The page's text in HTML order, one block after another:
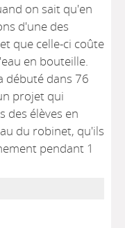
on sait qu'en
d'une des
que celle-ci coûte
en bouteille.
débuté dans 76
projet qui
des élèves en
du robinet, qu'ils
pendant 1